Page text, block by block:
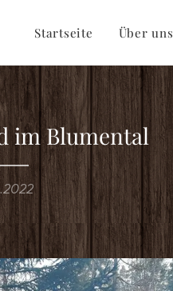
Startseite Über uns
im Blumental